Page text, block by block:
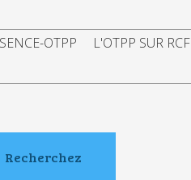
OTPP
L'OTPP SUR RCF